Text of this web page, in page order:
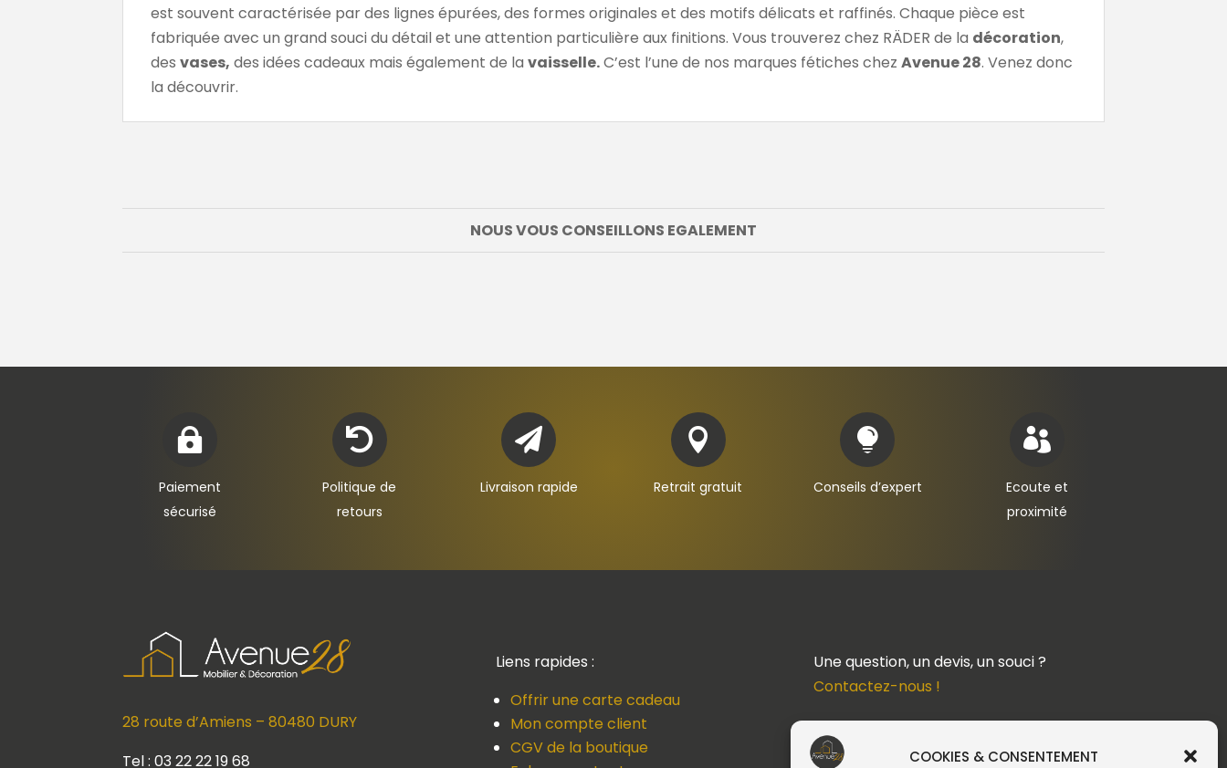
COOKIES & CONSENTEMENT
est souvent caractérisée par des lignes épurées, des formes originales et des motifs délicats et raffinés. Chaque pièce est
fabriquée avec un grand souci du détail et une attention particulière aux finitions. Vous trouverez chez RÄDER de la décoration,
desvases, des idées cadeaux mais également de lavaisselle.C’est l’une de nos marques fétiches chezAvenue 28. Venez donc
la découvrir.
NOUS VOUS CONSEILLONS EGALEMENT

Paiement
sécurisé

Politique de
retours

Livraison rapide

Retrait gratuit

Conseils d’expert

Ecoute et
proximité
28 route d’Amiens – 80480 DURY
Tel : 03 22 22 19 68
Liens rapides :
Offrir une carte cadeau
Mon compte client
CGV de la boutique
Une question, un devis, un souci ?
Contactez-nous !
Suivez-nous